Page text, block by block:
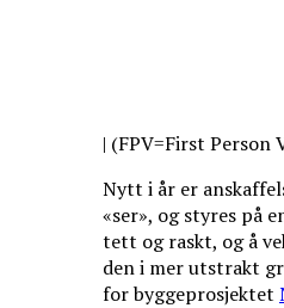
| (FPV=First Person
Nytt i år er
«ser», og styres på
tett og raskt, og å
den i mer utstrakt
for byggeprosjektet